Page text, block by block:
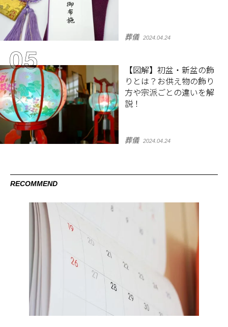
葬儀 2024.04.24
【図解】初盆・新盆の飾
りとは？お供え物の飾り
方や宗派ごとの違いを解
説！
葬儀 2024.04.24
RECOMMEND